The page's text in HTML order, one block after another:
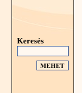
Keresés